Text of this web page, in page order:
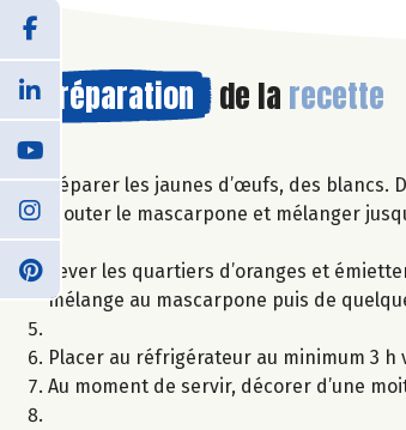
Préparation de la recette
Séparer les jaunes d’œufs, des blancs.
Ajouter le mascarpone et mélanger
Lever les quartiers d’oranges et
mélange au mascarpone puis de
Placer au réfrigérateur au minimum 3
Au moment de servir, décorer d’une